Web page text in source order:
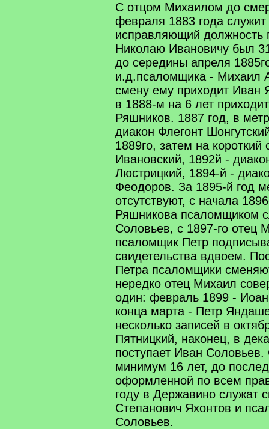
С отцом Михаилом до
февраля 1883 года
исправляющий должность
Николаю Ивановичу был
до середины апреля
и.д.псаломщика - Михаил
смену ему приходит Иван
в 1888-м на 6 лет
Ряшников. 1887 год, в
диакон Флегонт
1889го, затем на короткий
Ивановский, 1892й -
Люстрицкий, 1894-й -
Феодоров. За 1895-й год
отсутствуют, с начала
Ряшникова псаломщиком
Соловьев, с 1897-го отец
псаломщик Петр
свидетельства вдвоем.
Петра псаломщики
нередко отец Михаил
один: февраль 1899 -
конца марта - Петр
несколько записей в
Пятницкий, наконец, в
поступает Иван Соловьев.
минимум 16 лет, до
оформленной по всем
году в Державино служат
Степанович Яхонтов и
Соловьев.